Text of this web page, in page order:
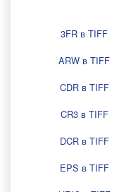
3FR в TIFF
ARW в TIFF
CDR в TIFF
CR3 в TIFF
DCR в TIFF
EPS в TIFF